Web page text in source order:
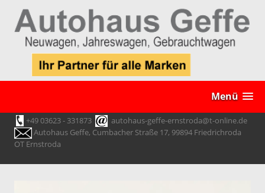
Menü
+49 03623 - 331873
autohaus-geffe-ernstroda@t-online.de
Autohaus Geffe, Cumbacher Straße 17, 99894 Friedrichroda
OT Ernstroda